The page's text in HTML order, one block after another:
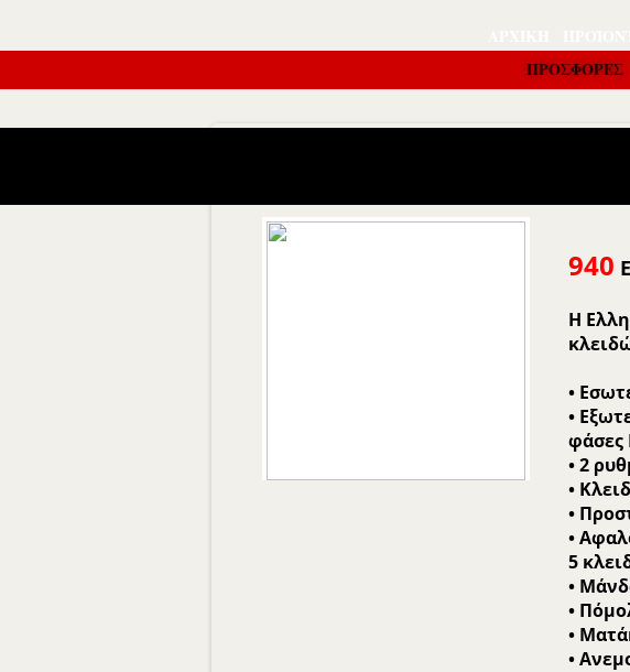
ΠΡΟΣΦΟΡΕΣ
940
Η
•
•
φάσες
• 2
•
•
•
5
•
•
•
•